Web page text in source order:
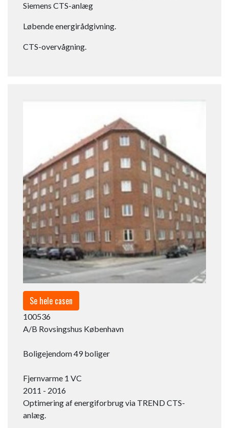
Siemens CTS-anlæg
Løbende energirådgivning.
CTS-overvågning.​
Se hele casen
100536
A/B Rovsingshus København​
Boligejendom 49 boliger
Fjernvarme 1 VC​
2011 - 2016
Optimering af energiforbrug via TREND CTS-
anlæg.